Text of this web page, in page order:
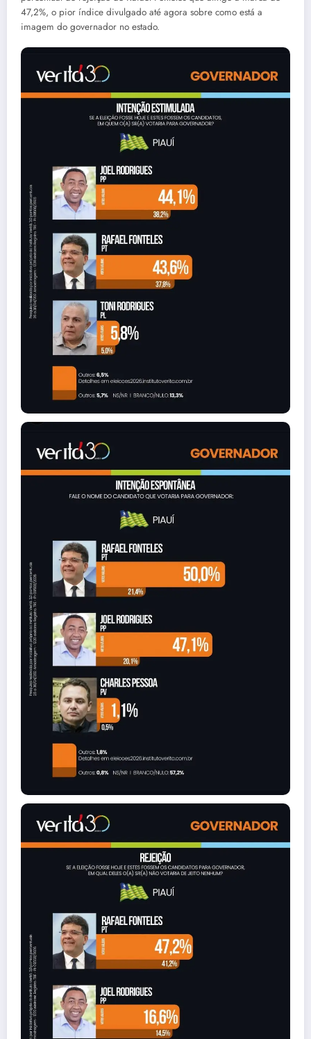
47,2%, o pior índice divulgado até agora sobre como está a
imagem do governador no estado.